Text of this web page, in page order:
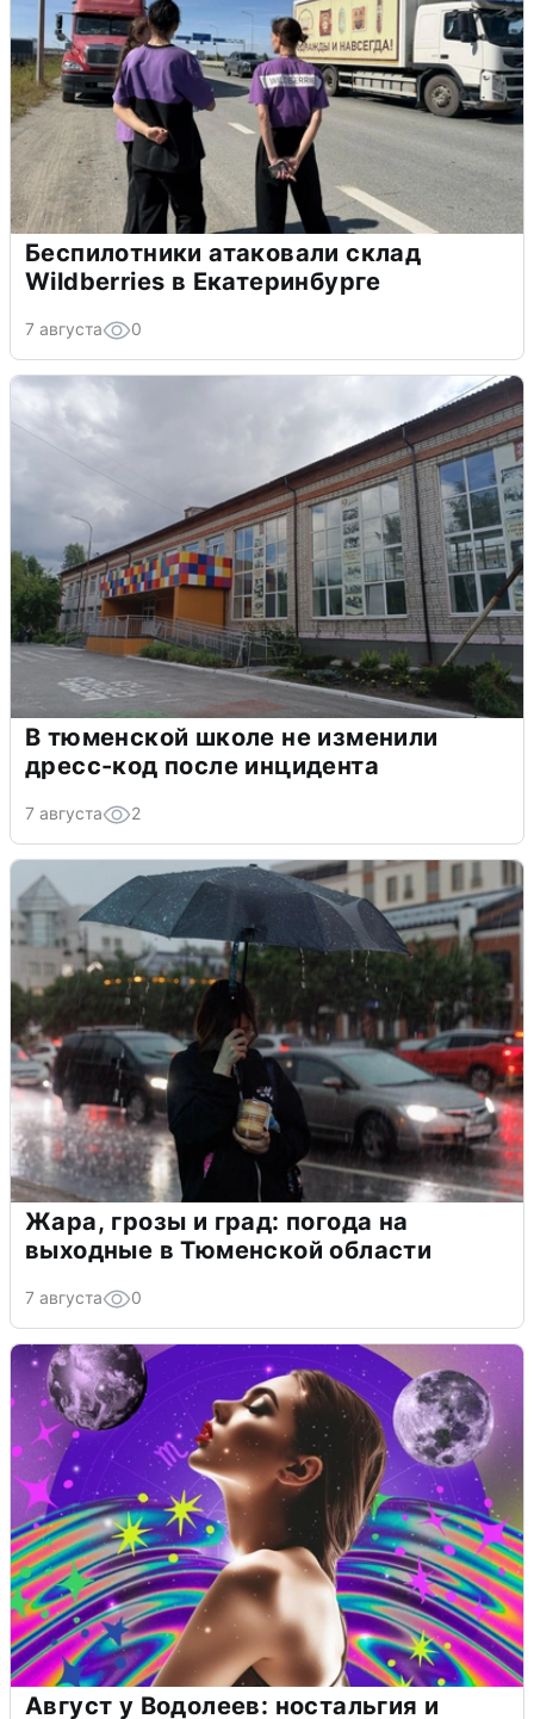
Беспилотники атаковали склад
Wildberries в Екатеринбурге
7 августа 0
В тюменской школе не изменили
дресс-код после инцидента
7 августа 2
Жара, грозы и град: погода на
выходные в Тюменской области
7 августа 0
Август у Водолеев: ностальгия и